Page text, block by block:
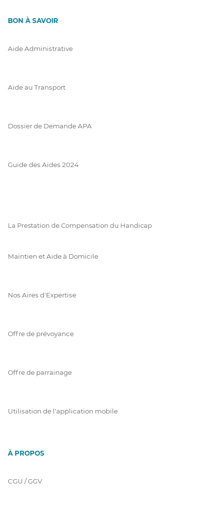
BON À SAVOIR
Aide Administrative
Aide au Transport
Dossier de Demande APA
Guide des Aides 2024
La Prestation de Compensation du Handicap
Maintien et Aide à Domicile
Nos Aires d'Expertise
Offre de prévoyance
Offre de parrainage
Utilisation de l'application mobile
À PROPOS
CGU / GGV